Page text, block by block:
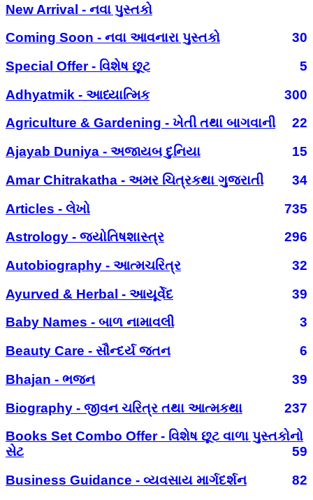
New Arrival - નવા પુસ્તકો
Coming Soon - નવા આવનારા પુસ્તકો
30
Special Offer - વિશેષ છૂટ
5
Adhyatmik - આધ્યાત્મિક
300
Agriculture & Gardening - ખેતી તથા બાગવાની
22
Ajayab Duniya - અજાયબ દુનિયા
15
Amar Chitrakatha - અમર ચિત્રકથા ગુજરાતી
34
Articles - લેખો
735
Astrology - જ્યોતિષશાસ્ત્ર
296
Autobiography - આત્મચરિત્ર
32
Ayurved & Herbal - આયૂર્વેદ
39
Baby Names - બાળ નામાવલી
3
Beauty Care - સૌન્દર્ય જતન
6
Bhajan - ભજન
39
Biography - જીવન ચરિત્ર તથા આત્મકથા
237
Books Set Combo Offer - વિશેષ છૂટ વાળા પુસ્તકોનો
સેટ
59
Business Guidance - વ્યવસાય માર્ગદર્શન
82